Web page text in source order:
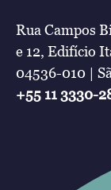
Rua Campos
e 12, Edifício
04536-010 |
+55 11 3330-